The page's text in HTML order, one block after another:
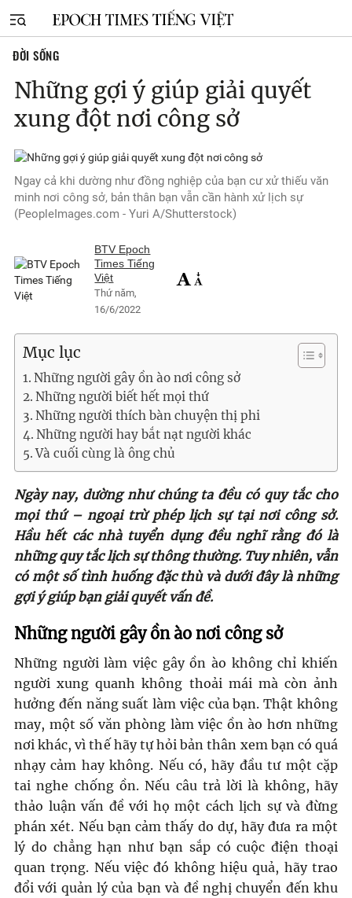
ĐỜI SỐNG
Những gợi ý giúp giải quyết
xung đột nơi công sở
Ngay cả khi dường như đồng nghiệp của bạn cư xử thiếu văn
minh nơi công sở, bản thân bạn vẫn cần hành xử lịch sự
(PeopleImages.com - Yuri A/Shutterstock)
BTV Epoch
Times Tiếng
Việt
Thứ năm,
16/6/2022
Mục lục
Những người gây ồn ào nơi công sở
Những người biết hết mọi thứ
Những người thích bàn chuyện thị phi
Những người hay bắt nạt người khác
Và cuối cùng là ông chủ
Ngày nay, dường như chúng ta đều có quy tắc cho
mọi thứ – ngoại trừ phép lịch sự tại nơi công sở.
Hầu hết các nhà tuyển dụng đều nghĩ rằng đó là
những quy tắc lịch sự thông thường. Tuy nhiên, vẫn
có một số tình huống đặc thù và dưới đây là những
gợi ý giúp bạn giải quyết vấn đề.
Những người gây ồn ào nơi công sở
Những người làm việc gây ồn ào không chỉ khiến
người xung quanh không thoải mái mà còn ảnh
hưởng đến năng suất làm việc của bạn. Thật không
may, một số văn phòng làm việc ồn ào hơn những
nơi khác, vì thế hãy tự hỏi bản thân xem bạn có quá
nhạy cảm hay không. Nếu có, hãy đầu tư một cặp
tai nghe chống ồn. Nếu câu trả lời là không, hãy
thảo luận vấn đề với họ một cách lịch sự và đừng
phán xét. Nếu bạn cảm thấy do dự, hãy đưa ra một
lý do chẳng hạn như bạn sắp có cuộc điện thoại
quan trọng. Nếu việc đó không hiệu quả, hãy trao
đổi với quản lý của bạn và đề nghị chuyển đến khu